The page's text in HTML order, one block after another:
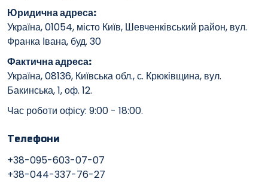
Юридична адреса:
Україна, 01054, місто Київ, Шевченківський район, вул.
Франка Івана, буд. 30
Фактична адреса:
Україна, 08136, Київська обл., с. Крюківщина, вул.
Бакинська, 1, оф. 12.
Час роботи офісу: 9:00 - 18:00.
Телефони
+38-095-603-07-07
+38-044-337-76-27